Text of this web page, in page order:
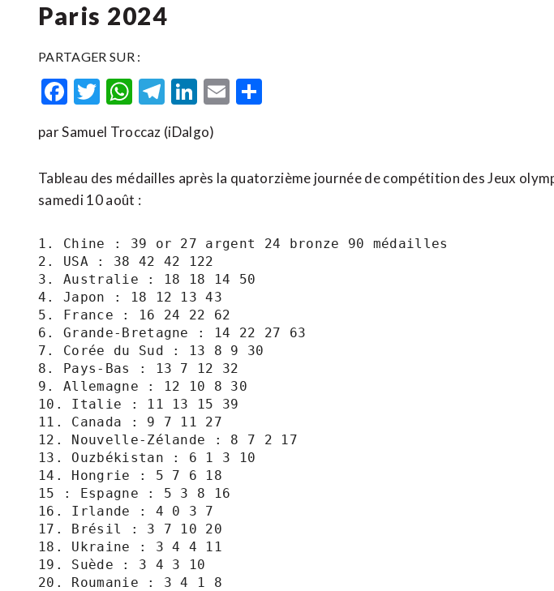
Paris 2024
PARTAGER SUR :
Facebook
Twitter
WhatsApp
Telegram
LinkedIn
Email
par Samuel Troccaz (iDalgo)
Tableau des médailles après la quatorzième journée de compétition des Jeux
samedi 10 août :
1. Chine : 39 or 27 argent 24 bronze 90 médailles
2. USA : 38 42 42 122
3. Australie : 18 18 14 50
4. Japon : 18 12 13 43
5. France : 16 24 22 62
6. Grande-Bretagne : 14 22 27 63
7. Corée du Sud : 13 8 9 30
8. Pays-Bas : 13 7 12 32
9. Allemagne : 12 10 8 30
10. Italie : 11 13 15 39
11. Canada : 9 7 11 27
12. Nouvelle-Zélande : 8 7 2 17
13. Ouzbékistan : 6 1 3 10
14. Hongrie : 5 7 6 18
15 : Espagne : 5 3 8 16
16. Irlande : 4 0 3 7
17. Brésil : 3 7 10 20
18. Ukraine : 3 4 4 11
19. Suède : 3 4 3 10
20. Roumanie : 3 4 1 8